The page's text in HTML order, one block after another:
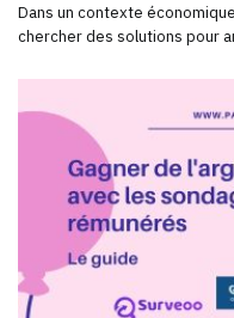
Dans un contexte
chercher des solutions pour